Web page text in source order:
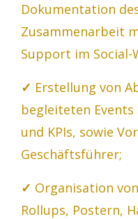
Dokumentation
Zusammenarbeit
Support im Social-
✓ Erstellung von
begleiteten
und KPIs, sowie
Geschäftsführer;
✓ Organisation
Rollups, Postern,